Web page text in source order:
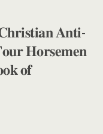
𝐀𝐧𝐭𝐢-
𝐇𝐨𝐫𝐬𝐞𝐦𝐞𝐧
𝐨𝐟